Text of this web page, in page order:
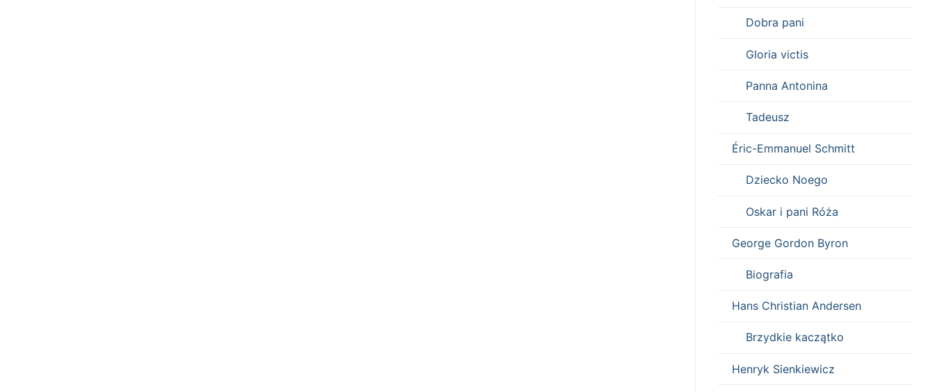
Dobra pani
Gloria victis
Panna Antonina
Tadeusz
Éric-Emmanuel Schmitt
Dziecko Noego
Oskar i pani Róża
George Gordon Byron
Biografia
Hans Christian Andersen
Brzydkie kaczątko
Henryk Sienkiewicz